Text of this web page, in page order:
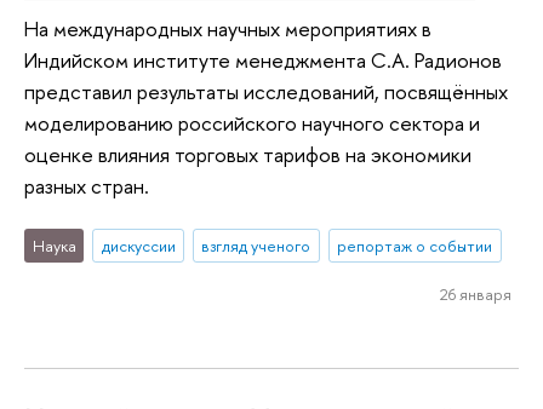
На международных научных мероприятиях в
Индийском институте менеджмента С.А. Радионов
представил результаты исследований, посвящённых
моделированию российского научного сектора и
оценке влияния торговых тарифов на экономики
разных стран.
Наука дискуссии взгляд ученого репортаж о событии
26 января